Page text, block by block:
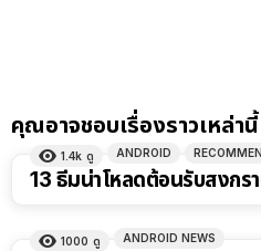
คุณอาจชอบเรื่องราวเหล่านี้
1.4k ดู ANDROID
13 ธีมน่าโหลดต้อนรับสงกร
1000 ดู ANDROID NEWS